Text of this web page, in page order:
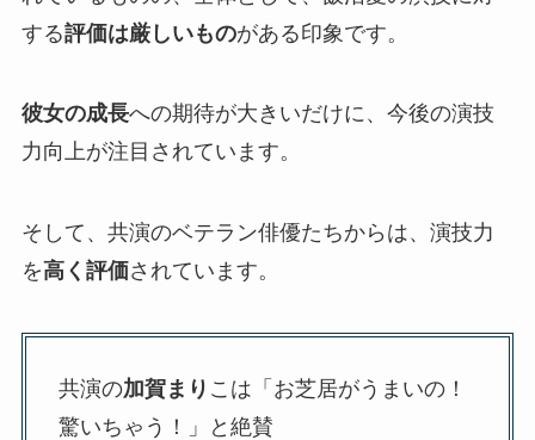
する評価は厳しいものがある印象です。
彼女の成長への期待が大きいだけに、今後の演技
力向上が注目されています。
そして、共演のベテラン俳優たちからは、演技力
を高く評価されています。
共演の加賀まり こは「お芝居がうまいの！
驚いちゃう！」と絶賛